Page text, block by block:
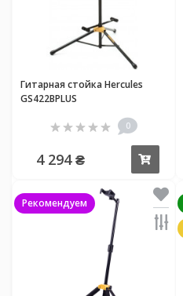
Гитарная стойка Hercules
GS422BPLUS
0
4 294 ₴
Рекомендуем